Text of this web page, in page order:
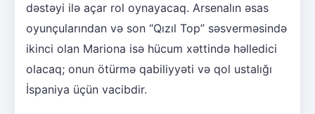
dəstəyi ilə açar rol oynayacaq. Arsenalın əsas
oyunçularından və son “Qızıl Top” səsverməsində
ikinci olan Mariona isə hücum xəttində həlledici
olacaq; onun ötürmə qabiliyyəti və qol ustalığı
İspaniya üçün vacibdir.